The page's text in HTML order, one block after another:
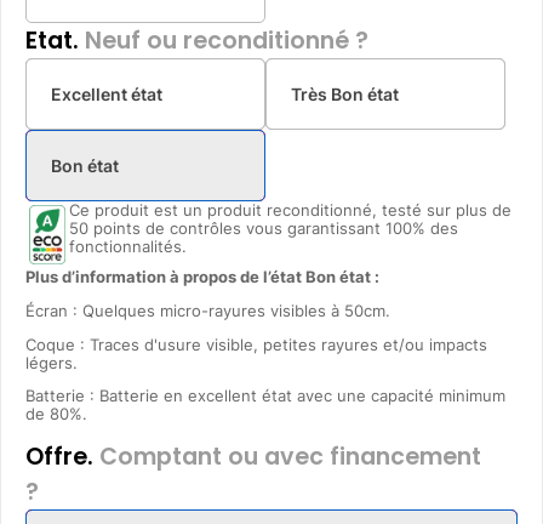
Etat. Neuf ou reconditionné ?
Excellent état Très Bon état
Bon état
Ce produit est un produit reconditionné, testé sur plus de
50 points de contrôles vous garantissant 100% des
fonctionnalités.
Plus d’information à propos de l’état Bon état :
Écran : Quelques micro-rayures visibles à 50cm.
Coque : Traces d'usure visible, petites rayures et/ou impacts
légers.
Batterie : Batterie en excellent état avec une capacité minimum
de 80%.
Offre. Comptant ou avec financement
?